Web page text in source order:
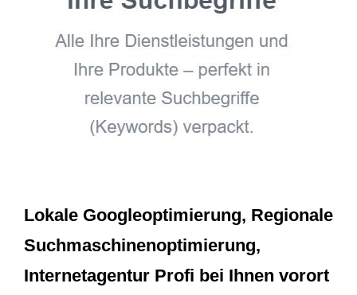
Lokale Googleoptimierung, Regionale
Suchmaschinenoptimierung,
Internetagentur Profi bei Ihnen vorort